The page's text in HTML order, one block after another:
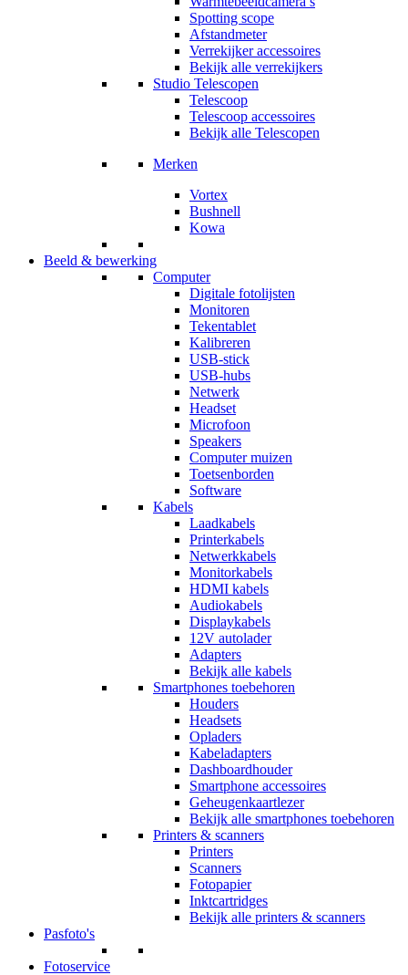
Spotting scope
Afstandmeter
Verrekijker accessoires
Bekijk alle verrekijkers
Studio Telescopen
Telescoop
Telescoop accessoires
Bekijk alle Telescopen
Merken
Vortex
Bushnell
Kowa
Beeld & bewerking
Computer
Digitale fotolijsten
Monitoren
Tekentablet
Kalibreren
USB-stick
USB-hubs
Netwerk
Headset
Microfoon
Speakers
Computer muizen
Toetsenborden
Software
Kabels
Laadkabels
Printerkabels
Netwerkkabels
Monitorkabels
HDMI kabels
Audiokabels
Displaykabels
12V autolader
Adapters
Bekijk alle kabels
Smartphones toebehoren
Houders
Headsets
Opladers
Kabeladapters
Dashboardhouder
Smartphone accessoires
Geheugenkaartlezer
Bekijk alle smartphones toebehoren
Printers & scanners
Printers
Scanners
Fotopapier
Inktcartridges
Bekijk alle printers & scanners
Pasfoto's
Fotoservice